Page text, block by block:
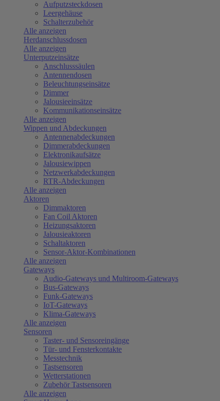
Aufputzsteckdosen
Leergehäuse
Schalterzubehör
Alle anzeigen
Herdanschlussdosen
Alle anzeigen
Unterputzeinsätze
Anschlusssäulen
Antennendosen
Beleuchtungseinsätze
Dimmer
Jalousieeinsätze
Kommunikationseinsätze
Alle anzeigen
Wippen und Abdeckungen
Antennenabdeckungen
Dimmerabdeckungen
Elektronikaufsätze
Jalousiewippen
Netzwerkabdeckungen
RTR-Abdeckungen
Alle anzeigen
Aktoren
Dimmaktoren
Fan Coil Aktoren
Heizungsaktoren
Jalousieaktoren
Schaltaktoren
Sensor-Aktor-Kombinationen
Alle anzeigen
Gateways
Audio-Gateways und Multiroom-Gateways
Bus-Gateways
Funk-Gateways
IoT-Gateways
Klima-Gateways
Alle anzeigen
Sensoren
Taster- und Sensoreingänge
Tür- und Fensterkontakte
Messtechnik
Tastsensoren
Wetterstationen
Zubehör Tastsensoren
Alle anzeigen